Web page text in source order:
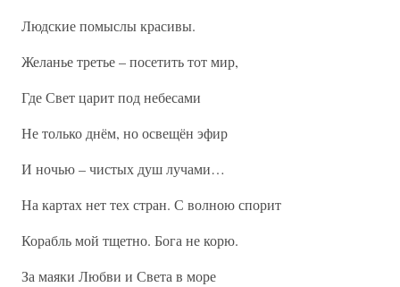
Людские помыслы красивы.
Желанье третье – посетить тот мир,
Где Свет царит под небесами
Не только днём, но освещён эфир
И ночью – чистых душ лучами…
На картах нет тех стран. С волною спорит
Корабль мой тщетно. Бога не корю.
За маяки Любви и Света в море